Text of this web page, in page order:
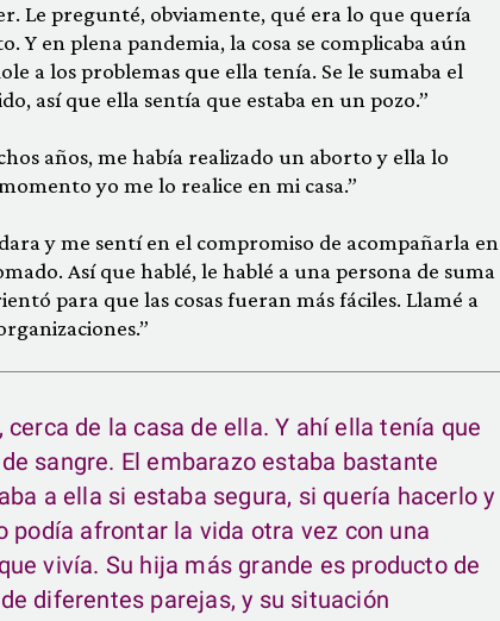
Le pregunté, obviamente, qué era lo que quería
Y en plena pandemia, la cosa se complicaba aún
a los problemas que ella tenía. Se le sumaba el
así que ella sentía que estaba en un pozo.”
años, me había realizado un aborto y ella lo
yo me lo realice en mi casa.”
y me sentí en el compromiso de acompañarla en
Así que hablé, le hablé a una persona de suma
para que las cosas fueran más fáciles. Llamé a
de la casa de ella. Y ahí ella tenía que
sangre. El embarazo estaba bastante
a ella si estaba segura, si quería hacerlo y
podía afrontar la vida otra vez con una
vivía. Su hija más grande es producto de
diferentes parejas, y su situación